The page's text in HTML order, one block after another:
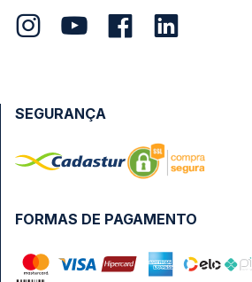
FORMAS DE PAGAMENTO
SEGURANÇA